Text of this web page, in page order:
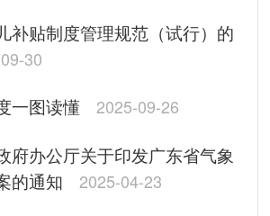
补贴制度管理规范（试行）的
30
一图读懂 2025-09-26
府办公厅关于印发广东省气象
的通知
2025-04-23